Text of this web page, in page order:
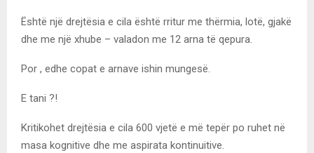
Është një drejtësia e cila është rritur me thërmia, lotë, gjakë
dhe me një xhube – valadon me 12 arna të qepura.
Por , edhe copat e arnave ishin mungesë.
E tani ?!
Kritikohet drejtësia e cila 600 vjetë e më tepër po ruhet në
masa kognitive dhe me aspirata kontinuitive.